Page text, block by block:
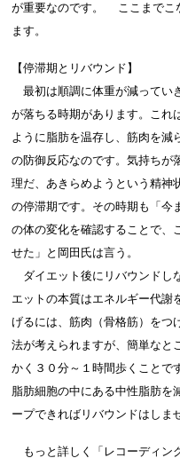
が重要なのです。 ここまでこ
ます。
【停滞期とリバウンド】
最初は順調に体重が減ってい
が落ちる時期があります。これ
ように脂肪を温存し、筋肉を減
の防御反応なのです。気持ちが
理だ、あきらめようという精神
の停滞期です。その時期も「今
の体の変化を確認することで、
せた」と岡田氏は言う。
ダイエット後にリバウンドし
エットの本質はエネルギー代謝
げるには、筋肉（骨格筋）をつ
法が考えられますが、簡単なと
かく３０分～１時間歩くことで
脂肪細胞の中にある中性脂肪を
ープできればリバウンドはしま
もっと詳しく「レコーディン